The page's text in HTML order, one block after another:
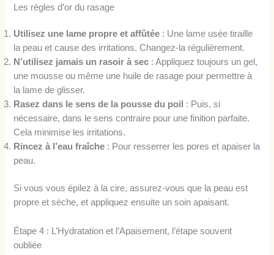
Les règles d’or du rasage
Utilisez une lame propre et affûtée : Une lame usée tiraille
la peau et cause des irritations. Changez-la régulièrement.
N’utilisez jamais un rasoir à sec : Appliquez toujours un gel,
une mousse ou même une huile de rasage pour permettre à
la lame de glisser.
Rasez dans le sens de la pousse du poil
: Puis, si
nécessaire, dans le sens contraire pour une finition parfaite.
Cela minimise les irritations.
Rincez à l’eau fraîche : Pour resserrer les pores et apaiser la
peau.
Si vous vous épilez à la cire, assurez-vous que la peau est
propre et sèche, et appliquez ensuite un soin apaisant.
Étape 4 : L’Hydratation et l’Apaisement, l’étape souvent
oubliée